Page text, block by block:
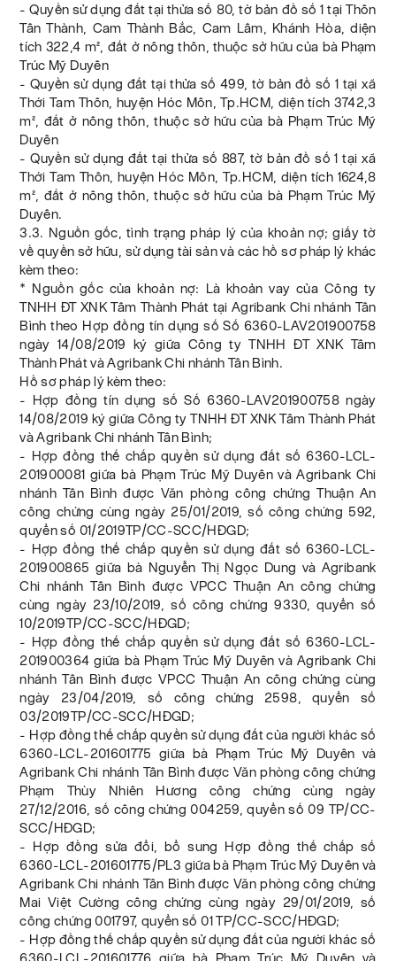
- Quyền sử dụng đất tại thửa số 80, tờ bản đồ số 1 tại Thôn
Tân Thành, Cam Thành Bắc, Cam Lâm, Khánh Hòa, diện
tích 322,4 m², đất ở nông thôn, thuộc sở hữu của bà Phạm
Trúc Mỹ Duyên
- Quyền sử dụng đất tại thửa số 499, tờ bản đồ số 1 tại xã
Thới Tam Thôn, huyện Hóc Môn, Tp.HCM, diện tích 3742,3
m², đất ở nông thôn, thuộc sở hữu của bà Phạm Trúc Mỹ
Duyên
- Quyền sử dụng đất tại thửa số 887, tờ bản đồ số 1 tại xã
Thới Tam Thôn, huyện Hóc Môn, Tp.HCM, diện tích 1624,8
m², đất ở nông thôn, thuộc sở hữu của bà Phạm Trúc Mỹ
Duyên.
3.3. Nguồn gốc, tình trạng pháp lý của khoản nợ; giấy tờ
về quyền sở hữu, sử dụng tài sản và các hồ sơ pháp lý khác
kèm theo:
* Nguồn gốc của khoản nợ: Là khoản vay của Công ty
TNHH ĐT XNK Tâm Thành Phát tại Agribank Chi nhánh Tân
Bình theo Hợp đồng tín dụng số Số 6360-LAV201900758
ngày 14/08/2019 ký giữa Công ty TNHH ĐT XNK Tâm
Thành Phát và Agribank Chi nhánh Tân Bình.
Hồ sơ pháp lý kèm theo:
- Hợp đồng tín dụng số Số 6360-LAV201900758 ngày
14/08/2019 ký giữa Công ty TNHH ĐT XNK Tâm Thành Phát
và Agribank Chi nhánh Tân Bình;
- Hợp đồng thế chấp quyền sử dụng đất số 6360-LCL-
201900081 giữa bà Phạm Trúc Mỹ Duyên và Agribank Chi
nhánh Tân Bình được Văn phòng công chứng Thuận An
công chứng cùng ngày 25/01/2019, số công chứng 592,
quyển số 01/2019TP/CC-SCC/HĐGD;
- Hợp đồng thế chấp quyền sử dụng đất số 6360-LCL-
201900865 giữa bà Nguyễn Thị Ngọc Dung và Agribank
Chi nhánh Tân Bình được VPCC Thuận An công chứng
cùng ngày 23/10/2019, số công chứng 9330, quyển số
10/2019TP/CC-SCC/HĐGD;
- Hợp đồng thế chấp quyền sử dụng đất số 6360-LCL-
201900364 giữa bà Phạm Trúc Mỹ Duyên và Agribank Chi
nhánh Tân Bình được VPCC Thuận An công chứng cùng
ngày 23/04/2019, số công chứng 2598, quyển số
03/2019TP/CC-SCC/HĐGD;
- Hợp đồng thế chấp quyền sử dụng đất của người khác số
6360-LCL-201601775 giữa bà Phạm Trúc Mỹ Duyên và
Agribank Chi nhánh Tân Bình được Văn phòng công chứng
Phạm Thùy Nhiên Hương công chứng cùng ngày
27/12/2016, số công chứng 004259, quyển số 09 TP/CC-
SCC/HĐGD;
- Hợp đồng sửa đổi, bổ sung Hợp đồng thế chấp số
6360-LCL-201601775/PL3 giữa bà Phạm Trúc Mỹ Duyên và
Agribank Chi nhánh Tân Bình được Văn phòng công chứng
Mai Việt Cường công chứng cùng ngày 29/01/2019, số
công chứng 001797, quyển số 01 TP/CC-SCC/HĐGD;
- Hợp đồng thế chấp quyền sử dụng đất của người khác số
6360-LCL-201601776 giữa bà Phạm Trúc Mỹ Duyên và